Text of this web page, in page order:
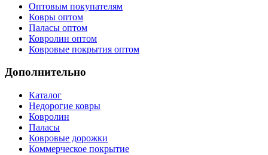
Оптовым покупателям
Ковры оптом
Паласы оптом
Ковролин оптом
Ковровые покрытия оптом
Дополнительно
Каталог
Недорогие ковры
Ковролин
Паласы
Ковровые дорожки
Коммерческое покрытие